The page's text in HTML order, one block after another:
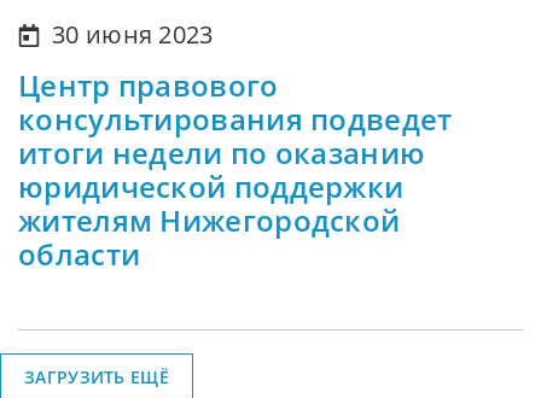
30 июня 2023
Центр правового
консультирования подведет
итоги недели по оказанию
юридической поддержки
жителям Нижегородской
области
ЗАГРУЗИТЬ ЕЩЁ